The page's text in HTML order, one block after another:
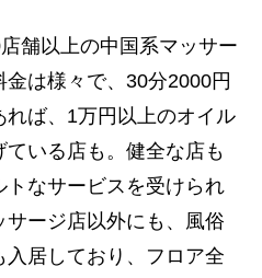
舗以上の中国系マッサー
は様々で、30分2000円
ば、1万円以上のオイル
いる店も。健全な店も
なサービスを受けられ
ージ店以外にも、風俗
居しており、フロア全